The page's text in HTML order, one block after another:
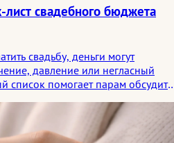
лист свадебного бюджета
свадьбу, деньги могут
давление или негласный
список помогает парам обсудить
негласно формировать этот